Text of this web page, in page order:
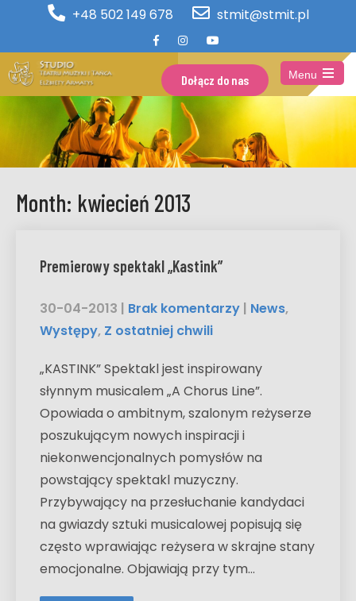
+48 502 149 678 stmit@stmit.pl
Dołącz do nas
Menu
Open
the
main
menu
Month: kwiecień 2013
Premierowy spektakl „Kastink”
30-04-2013 | Brak komentarzy | News,
Występy, Z ostatniej chwili
„KASTINK” Spektakl jest inspirowany
słynnym musicalem „A Chorus Line”.
Opowiada o ambitnym, szalonym reżyserze
poszukującym nowych inspiracji i
niekonwencjonalnych pomysłów na
powstający spektakl muzyczny.
Przybywający na przesłuchanie kandydaci
na gwiazdy sztuki musicalowej popisują się
często wprawiając reżysera w skrajne stany
emocjonalne. Objawiają przy tym…